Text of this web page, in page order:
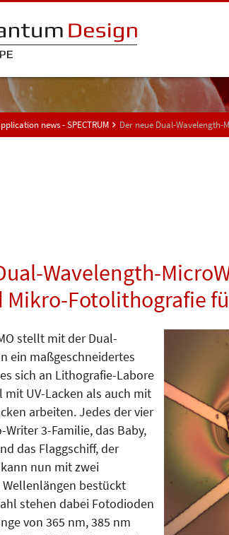
news - SPECTRUM Der neue Dual-
Wavelength-
Mikro-Fotolithografie
stellt mit der Dual-
ein maßgeschneidertes
sich an Lithografie-Labore
UV-Lacken als auch mit
arbeiten. Jedes der vier
Writer 3-Familie, das Baby,
das Flaggschiff, der
nun mit zwei
bestückt
stehen dabei Fotodioden
von 365 nm, 385 nm